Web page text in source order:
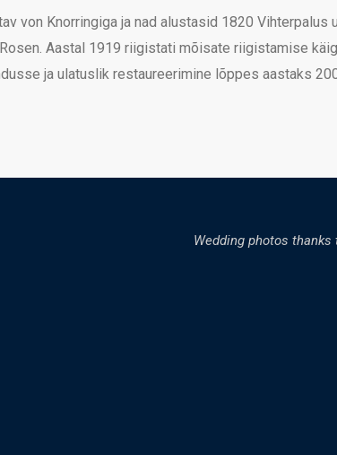
von Knorringiga ja nad alustasid 1820 Vihterpalus
Aastal 1919 riigistati mõisate riigistamise
ja ulatuslik restaureerimine lõppes aastaks
Wedding photos thanks